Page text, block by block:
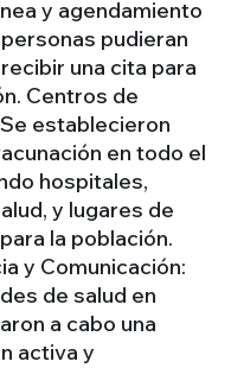
y agendamiento
pudieran
una cita para
Centros de
establecieron
en todo el
hospitales,
y lugares de
la población.
y Comunicación:
de salud en
a cabo una
activa y